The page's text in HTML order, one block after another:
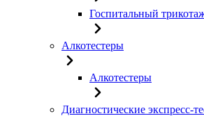
Госпитальный
Алкотестеры
Алкотестеры
Диагностические экспресс-